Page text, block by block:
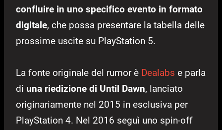
confluire in uno specifico evento in formato
digitale, che possa presentare la tabella delle
prossime uscite su PlayStation 5.
La fonte originale del rumor è Dealabs e parla
di una riedizione di Until Dawn, lanciato
originariamente nel 2015 in esclusiva per
PlayStation 4. Nel 2016 seguì uno spin-off